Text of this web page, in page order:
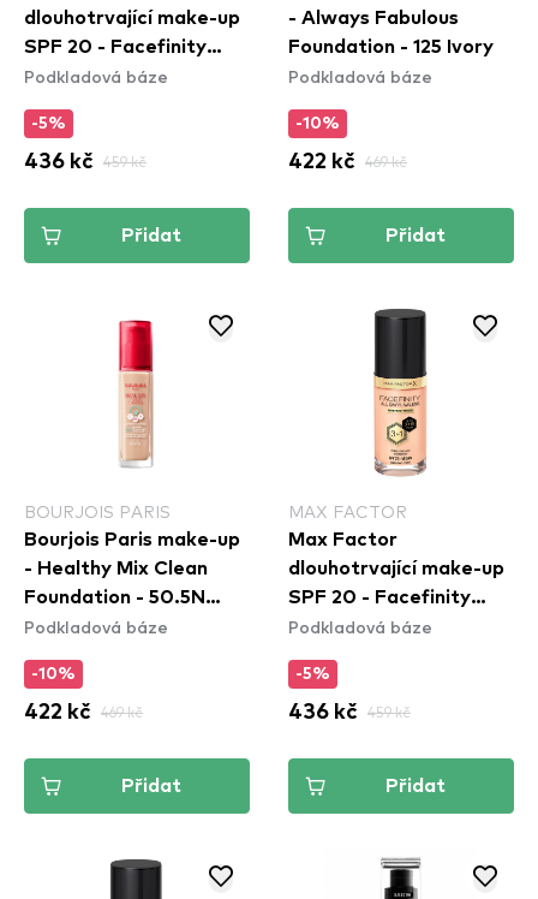
dlouhotrvající make-up
SPF 20 - Facefinity
Foundation - C50
Podkladová báze
-5%
436 kč 459 kč
Přidat
- Always Fabulous
Foundation - 125 Ivory
Podkladová báze
-10%
422 kč 469 kč
Přidat
BOURJOIS PARIS
Bourjois Paris make-up
- Healthy Mix Clean
Foundation - 50.5N
Light Ivory
Podkladová báze
-10%
422 kč 469 kč
Přidat
MAX FACTOR
Max Factor
dlouhotrvající make-up
SPF 20 - Facefinity
Foundation - C40 Light
Podkladová báze
-5%
436 kč 459 kč
Přidat